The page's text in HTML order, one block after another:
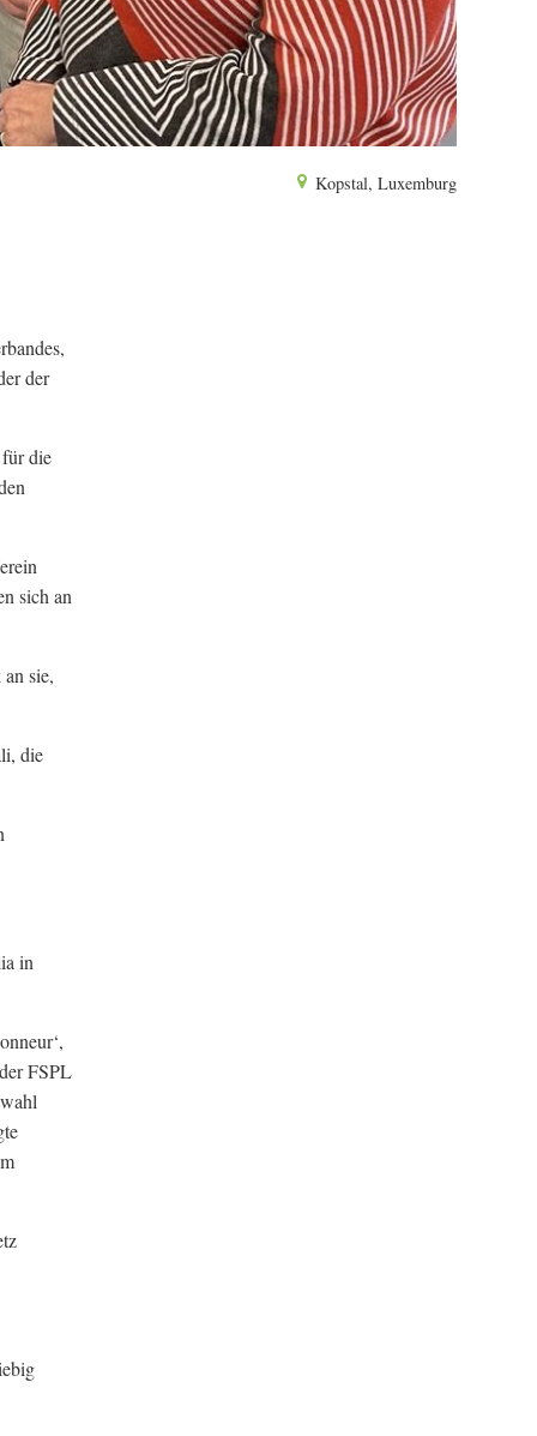
Kopstal, Luxemburg
der
die
sich an
sie,
die
in
FSPL